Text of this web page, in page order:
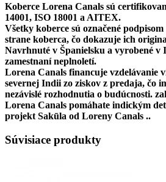
Koberce Lorena Canals sú
14001, ISO 18001 a AITEX.
Všetky koberce sú označené
strane koberca, čo dokazuje ich
Navrhnuté v Španielsku a vyrobené v
zamestnaní neplnoletí.
Lorena Canals financuje vzdelávanie
severnej Indii zo ziskov z predaja, čo
nezávislé rozhodnutia o budúcnosti.
Lorena Canals pomáhate indickým
projekt Sakūla od Loreny Canals ..
Súvisiace produkty